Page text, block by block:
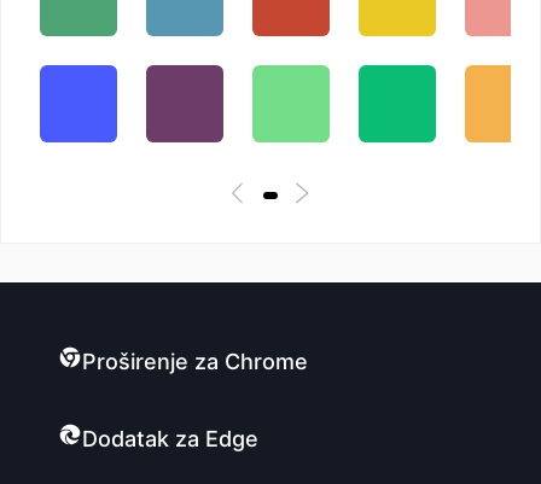
Proširenje za Chrome
Dodatak za Edge